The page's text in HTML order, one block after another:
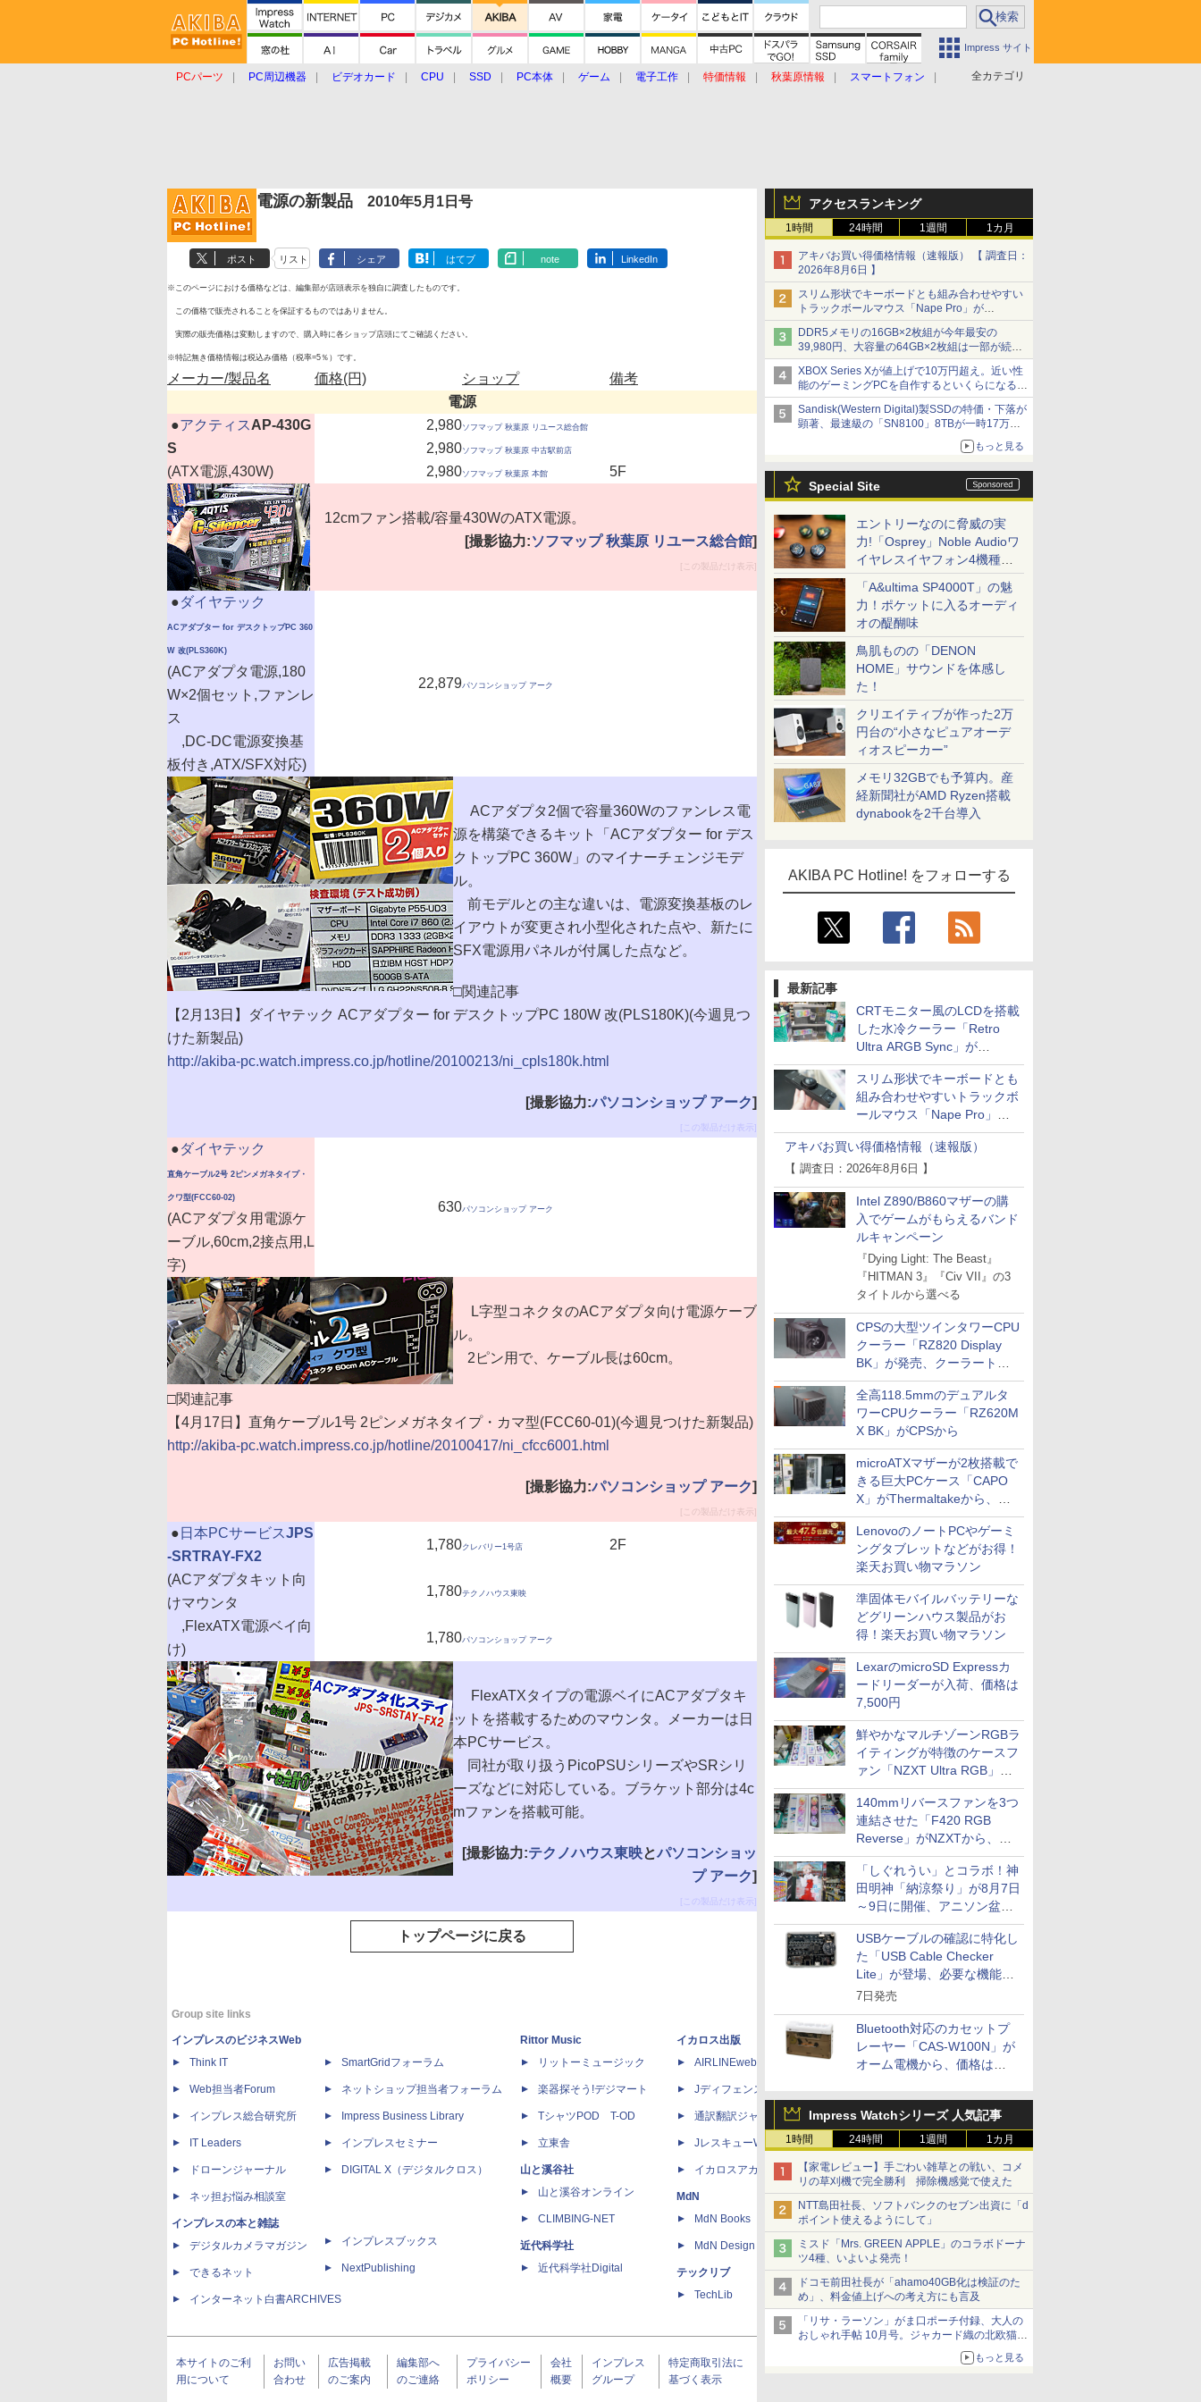
Impress サイト
全カテゴリ
PCパーツ PC周辺機器 ビデオカード CPU SSD PC本体 ゲーム 電子工作 特価情報 秋葉原情報
スマートフォン
アクセスランキング
1時間 24時間 1週間 1カ月
アキバお買い得価格情報（速報版） 【 調査日：
2026年8月6日 】
スリム形状でキーボードとも組み合わせやすい
トラックボールマウス「Nape Pro」が
Keychronから
DDR5メモリの16GB×2枚組が今年最安の
39,980円、大容量の64GB×2枚組は一部が続騰
[8月前半のメモリ価格]
XBOX Series Xが値上げで10万円超え。近い性
能のゲーミングPCを自作するといくらになる？
【石田賀津男の『酒の肴にPCゲーム』】
Sandisk(Western Digital)製SSDの特価・下落が
顕著、最速級の「SN8100」8TBが一時17万円
もっと見る
Special Site
エントリーなのに脅威の実
力!「Osprey」Noble Audioワ
イヤレスイヤフォン4機種を
一気に聴く
「A&ultima SP4000T」の魅
力！ポケットに入るオーディ
オの醍醐味
鳥肌ものの「DENON
HOME」サウンドを体感し
た！
クリエイティブが作った2万
円台の“小さなピュアオーデ
ィオスピーカー”
メモリ32GBでも予算内。産
経新聞社がAMD Ryzen搭載
dynabookを2千台導入
AKIBA PC Hotline! をフォローする
最新記事
CRTモニター風のLCDを搭載
した水冷クーラー「Retro
Ultra ARGB Sync」が
Thermaltakeから
スリム形状でキーボードとも
組み合わせやすいトラックボ
ールマウス「Nape Pro」が
Keychronから
アキバお買い得価格情報（速報版）
【 調査日：2026年8月6日 】
Intel Z890/B860マザーの購
入でゲームがもらえるバンド
ルキャンペーン
『Dying Light: The Beast』
『HITMAN 3』『Civ VII』の3
タイトルから選べる
CPSの大型ツインタワーCPU
クーラー「RZ820 Display
BK」が発売、クーラートッ
プに5インチ液晶搭載
全高118.5mmのデュアルタ
ワーCPUクーラー「RZ620M
X BK」がCPSから
microATXマザーが2枚搭載で
きる巨大PCケース「CAPO
X」がThermaltakeから、カ
ラーは2色
LenovoのノートPCやゲーミ
ングタブレットなどがお得！
楽天お買い物マラソン
準固体モバイルバッテリーな
どグリーンハウス製品がお
得！楽天お買い物マラソン
LexarのmicroSD Expressカ
ードリーダーが入荷、価格は
7,500円
鮮やかなマルチゾーンRGBラ
イティングが特徴のケースフ
ァン「NZXT Ultra RGB」が
発売、計8製品
140mmリバースファンを3つ
連結させた「F420 RGB
Reverse」がNZXTから、単
一フレーム採用
「しぐれうい」とコラボ！神
田明神「納涼祭り」が8月7日
～9日に開催、アニソン盆踊
りや屋台グルメなどもあり
USBケーブルの確認に特化し
た「USB Cable Checker
Lite」が登場、必要な機能を
凝縮しコンパクトに
7日発売
Bluetooth対応のカセットプ
レーヤー「CAS-W100N」が
オーム電機から、価格は
Impress Watchシリーズ 人気記事
1時間 24時間 1週間 1カ月
【家電レビュー】手ごわい雑草との戦い、コメ
リの草刈機で完全勝利 掃除機感覚で使えた
NTT島田社長、ソフトバンクのセブン出資に「d
ポイント使えるようにして」
ミスド「Mrs. GREEN APPLE」のコラボドーナ
ツ4種、いよいよ発売！
ドコモ前田社長が「ahamo40GB化は検証のた
め」、料金値上げへの考え方にも言及
「リサ・ラーソン」がま口ポーチ付録、大人の
おしゃれ手帖 10月号。ジャカード織の北欧猫デ
もっと見る
電源の新製品 2010年5月1日号
ポスト リスト シェア はてブ note LinkedIn
※このページにおける価格などは、編集部が店頭表示を独自に調査したものです。
この価格で販売されることを保証するものではありません。
実際の販売価格は変動しますので、購入時に各ショップ店頭にてご確認ください。
※特記無き価格情報は税込み価格（税率=5％）です。
メーカー/製品名 価格(円) ショップ
備考
電源
●アクティスAP-430G
S
(ATX電源,430W)
2,980ソフマップ 秋葉原 リユース総合館
2,980ソフマップ 秋葉原 中古駅前店
2,980ソフマップ 秋葉原 本館 5F
12cmファン搭載/容量430WのATX電源。
[撮影協力:ソフマップ 秋葉原 リユース総合館]
[この製品だけ表示]
●ダイヤテック
ACアダプター for デスクトップPC 360
W 改(PLS360K)
(ACアダプタ電源,180
W×2個セット,ファンレ
ス
,DC-DC電源変換基
板付き,ATX/SFX対応)
22,879パソコンショップ アーク
ACアダプタ2個で容量360Wのファンレス電
源を構築できるキット「ACアダプター for デス
クトップPC 360W」のマイナーチェンジモデ
ル。
前モデルとの主な違いは、電源変換基板のレ
イアウトが変更され小型化された点や、新たに
SFX電源用パネルが付属した点など。
□関連記事
【2月13日】ダイヤテック ACアダプター for デスクトップPC 180W 改(PLS180K)(今週見つ
けた新製品)
http://akiba-pc.watch.impress.co.jp/hotline/20100213/ni_cpls180k.html
[撮影協力:パソコンショップ アーク]
[この製品だけ表示]
●ダイヤテック
直角ケーブル2号 2ピンメガネタイプ・
クワ型(FCC60-02)
(ACアダプタ用電源ケ
ーブル,60cm,2接点用,L
字)
630パソコンショップ アーク
L字型コネクタのACアダプタ向け電源ケーブ
ル。
2ピン用で、ケーブル長は60cm。
□関連記事
【4月17日】直角ケーブル1号 2ピンメガネタイプ・カマ型(FCC60-01)(今週見つけた新製品)
http://akiba-pc.watch.impress.co.jp/hotline/20100417/ni_cfcc6001.html
[撮影協力:パソコンショップ アーク]
[この製品だけ表示]
● 日本PCサービスJPS
-SRTRAY-FX2
(ACアダプタキット向
けマウンタ
,FlexATX電源ベイ向
け)
1,780クレバリー1号店 2F
1,780テクノハウス東映
1,780パソコンショップ アーク
FlexATXタイプの電源ベイにACアダプタキ
ットを搭載するためのマウンタ。メーカーは日
本PCサービス。
同社が取り扱うPicoPSUシリーズやSRシリ
ーズなどに対応している。ブラケット部分は4c
mファンを搭載可能。
[撮影協力:テクノハウス東映とパソコンショッ
プ アーク]
[この製品だけ表示]
トップページに戻る
Group site links
インプレスのビジネスWeb
Think IT
Web担当者Forum
インプレス総合研究所
IT Leaders
ドローンジャーナル
ネッ担お悩み相談室
インプレスの本と雑誌
デジタルカメラマガジン
できるネット
インターネット白書ARCHIVES
SmartGridフォーラム
ネットショップ担当者フォーラム
Impress Business Library
インプレスセミナー
DIGITAL X（デジタルクロス）
インプレスブックス
NextPublishing
Rittor Music
リットーミュージック
楽器探そう!デジマート
TシャツPOD T-OD
立東舎
山と溪谷社
山と溪谷オンライン
CLIMBING-NET
近代科学社
近代科学社Digital
イカロス出版
AIRLINEweb
Jディフェンスニュース
通訳翻訳ジャーナル
JレスキューWeb
イカロスアカデミー
MdN
MdN Books
MdN Design Interactive
テックリブ
TechLib
天海社
impress QuickBooks
PUBFUN
パブファンセルフ
IPGネットワーク
TシャツPOD pTa.shop
カスタム写真集POD fabli
Impress Group Publication Informa
tion
本サイトのご利
用について
お問い
合わせ
広告掲載
のご案内
編集部へ
のご連絡
プライバシー
ポリシー
会社
概要
インプレス
グループ
特定商取引法に
基づく表示